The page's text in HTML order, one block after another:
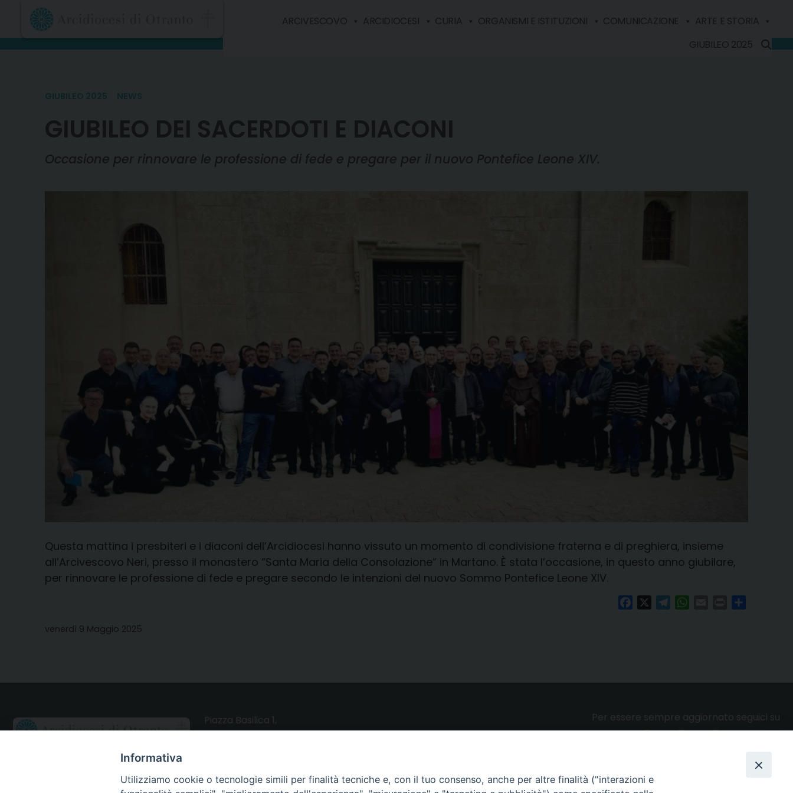
content
ARCIVESCOVO ARCIDIOCESI CURIA ORGANISMI E ISTITUZIONI COMUNICAZIONE
ARTE E STORIA
GIUBILEO 2025
GIUBILEO 2025 NEWS
GIUBILEO DEI SACERDOTI E DIACONI
Occasione per rinnovare le professione di fede e pregare per il nuovo Pontefice Leone XIV.
Questa mattina i presbiteri e i diaconi dell’Arcidiocesi hanno vissuto un momento di condivisione fraterna e di preghiera, insieme
all’Arcivescovo Neri, presso il monastero “Santa Maria della Consolazione” in Martano. È stata l’occasione, in questo anno giubilare,
per rinnovare le professione di fede e pregare secondo le intenzioni del nuovo Sommo Pontefice Leone XIV.
FacebookTelegramWhatsAppPrint
venerdì 9 Maggio 2025
CONTATTI UTILITY Privacy e cookie policy
Informativa
Utilizziamo cookie o tecnologie simili per finalità tecniche e, con il tuo consenso, anche per altre finalità ("interazioni e